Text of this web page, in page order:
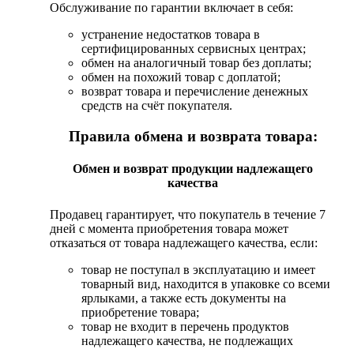
Обслуживание по гарантии включает в себя:
устранение недостатков товара в
сертифицированных сервисных центрах;
обмен на аналогичный товар без доплаты;
обмен на похожий товар с доплатой;
возврат товара и перечисление денежных
средств на счёт покупателя.
Правила обмена и возврата товара:
Обмен и возврат продукции надлежащего
качества
Продавец гарантирует, что покупатель в течение 7
дней с момента приобретения товара может
отказаться от товара надлежащего качества, если:
товар не поступал в эксплуатацию и имеет
товарный вид, находится в упаковке со всеми
ярлыками, а также есть документы на
приобретение товара;
товар не входит в перечень продуктов
надлежащего качества, не подлежащих